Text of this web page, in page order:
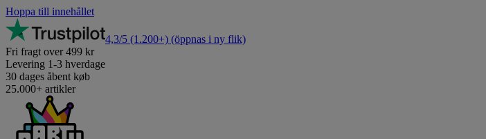
Hoppa till innehållet
4,3/5 (1.200+) (öppnas i ny flik)
Fri fragt over 499 kr
Levering 1-3 hverdage
30 dages åbent køb
25.000+ artikler